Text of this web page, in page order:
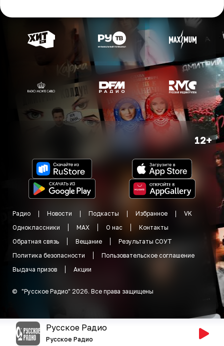
12+
Радио Новости Подкасты Избранное
VK
Одноклассники
MAX О нас
Контакты
Обратная связь
Вещание
Результаты СОУТ
Политика безопасности
Пользовательское соглашение
Выдача призов
Акции
© "Русское Радио" 2026. Все права защищены
Русское Радио
Русское Радио